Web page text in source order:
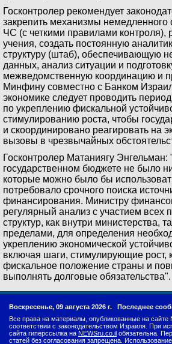
Госконтролер рекомендует
закрепить механизмы
ЧС (с четкими правилами контроля),
учения, создать постоянную
структуру (штаб), обеспечивающую
данных, анализ ситуации и
межведомственную координацию и
Минфину совместно с Банком
экономике следует проводить
по укреплению фискальной
стимулированию роста, чтобы
и скоординировано реагировать на
вызовы в чрезвычайных
Госконтролер Матаниягу
государственном бюджете не было
которые можно было бы
потребовало срочного поиска
финансирования. Министру
регулярный анализ с участием всех
структур, как внутри министерства,
пределами, для определения
укреплению экономической
включая шаги, стимулирующие рост,
фискальное положение страны и
выполнять долговые обязательства".
Воскресенье, 09 августа 2026 г. Последнее
Все права на материалы, опубликованные на сайте
соответствии с законодательством Израиля. При
сайта гиперссылка на NEWSru.co.il обязательна.
статей без согласования запрещена.